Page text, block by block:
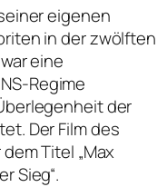
eigenen
in der zwölften
eine
Regime
der
Der Film des
Titel „Max
Sieg“.